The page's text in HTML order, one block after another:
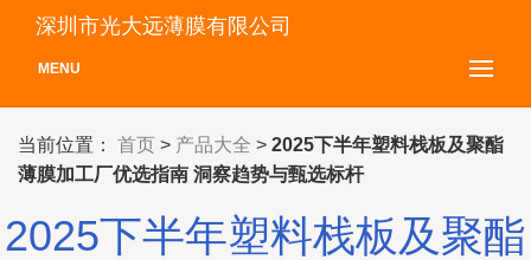
深圳市光大远薄膜有限公司
MENU
当前位置： 首页 > 产品大全 > 2025下半年塑料栈板及聚酯
薄膜加工厂优选指南 洞察趋势与甄选标杆
2025下半年塑料栈板及聚酯